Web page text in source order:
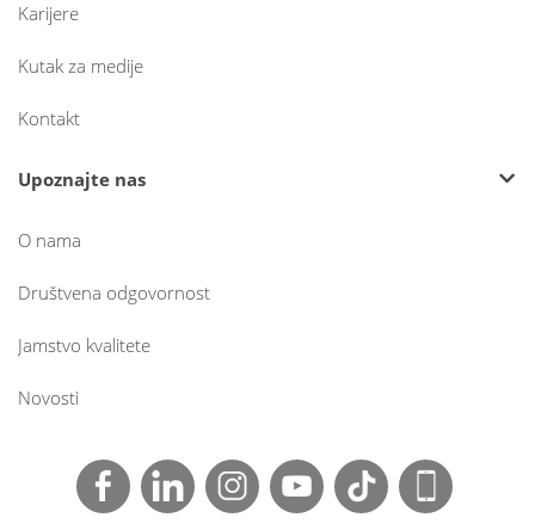
Karijere
Kutak za medije
Kontakt
Upoznajte nas
O nama
Društvena odgovornost
Jamstvo kvalitete
Novosti